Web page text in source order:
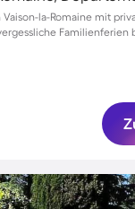
la-Romaine mit
Familienferien